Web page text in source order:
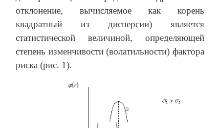
отклонение, вычисляемое как корень
квадратный из дисперсии) является
статистической величиной, определяющей
степень изменчивости (волатильности) фактора
риска (рис. 1).